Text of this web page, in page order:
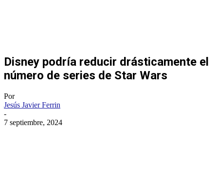
Disney podría reducir drásticamente el
número de series de Star Wars
Por
Jesús Javier Ferrin
-
7 septiembre, 2024